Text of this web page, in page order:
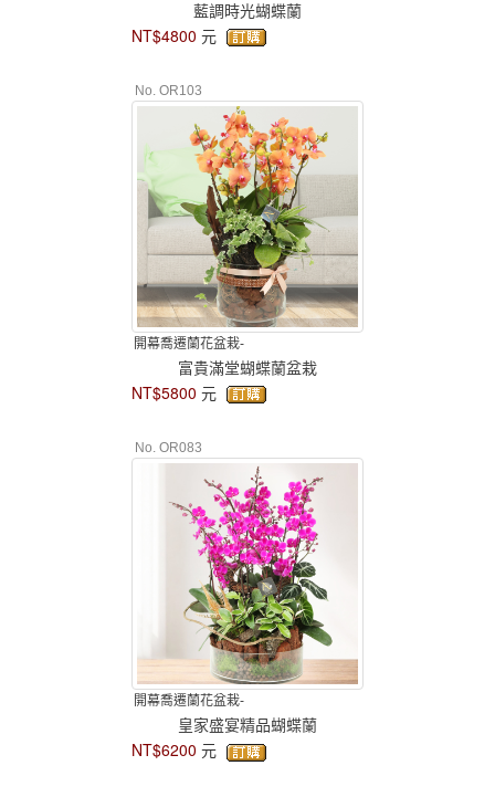
藍調時光蝴蝶蘭
NT$4800 元
No. OR103
開幕喬遷蘭花盆栽-
富貴滿堂蝴蝶蘭盆栽
NT$5800 元
No. OR083
開幕喬遷蘭花盆栽-
皇家盛宴精品蝴蝶蘭
NT$6200 元